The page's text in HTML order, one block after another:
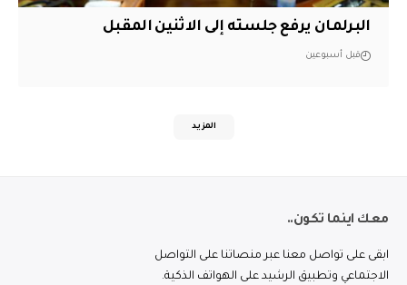
البرلمان يرفع جلسته إلى الاثنين المقبل
قبل أسبوعين
المزيد
معك اينما تكون..
ابقى على تواصل معنا عبر منصاتنا على التواصل
الاجتماعي وتطبيق الرشيد على الهواتف الذكية.